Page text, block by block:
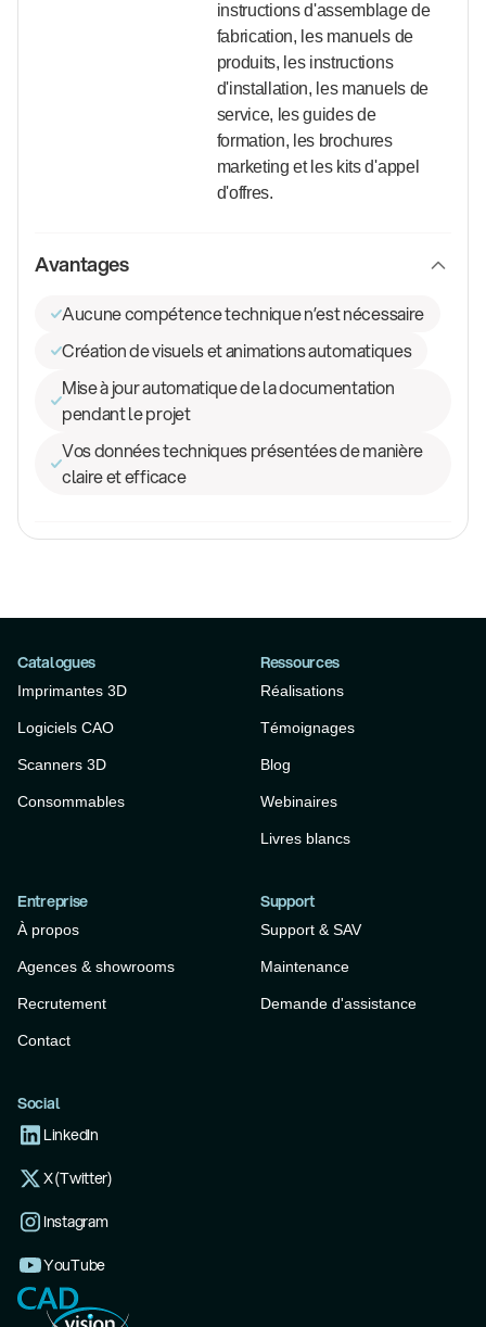
instructions d'assemblage de
fabrication, les manuels de
produits, les instructions
d'installation, les manuels de
service, les guides de
formation, les brochures
marketing et les kits d'appel
d'offres.
Avantages
Aucune compétence technique n’est nécessaire
Création de visuels et animations automatiques
Mise à jour automatique de la documentation
pendant le projet
Vos données techniques présentées de manière
claire et efficace
Catalogues
Imprimantes 3D
Logiciels CAO
Scanners 3D
Consommables
Ressources
Réalisations
Témoignages
Blog
Webinaires
Livres blancs
Entreprise
À propos
Agences & showrooms
Recrutement
Contact
Support
Support & SAV
Maintenance
Demande d'assistance
Social
LinkedIn
X (Twitter)
Instagram
YouTube